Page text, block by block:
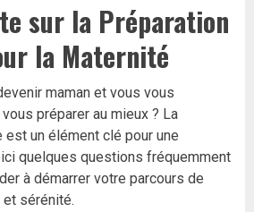
sur la Préparation
la Maternité
maman et vous vous
préparer au mieux ? La
un élément clé pour une
quelques questions fréquemment
à démarrer votre parcours de
sérénité.